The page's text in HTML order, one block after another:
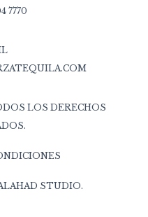
7770
LOS DERECHOS
STUDIO.